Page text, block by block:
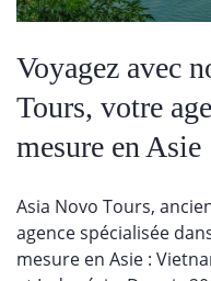
Voyagez avec
Tours, votre
mesure en Asie
Asia Novo Tours,
agence spécialisée
mesure en Asie :